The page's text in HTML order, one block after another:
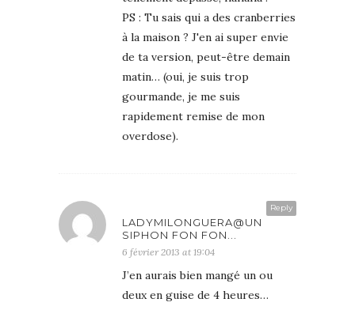
PS : Tu sais qui a des cranberries
à la maison ? J'en ai super envie
de ta version, peut-être demain
matin… (oui, je suis trop
gourmande, je me suis
rapidement remise de mon
overdose).
Reply
LADYMILONGUERA@UN
SIPHON FON FON...
6 février 2013 at 19:04
J’en aurais bien mangé un ou
deux en guise de 4 heures…